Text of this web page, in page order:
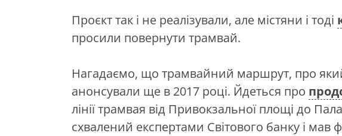
Проєкт так і не реалізували, але містяни і тоді
просили повернути трамвай.
Нагадаємо, що трамвайний маршрут, про
анонсували ще в 2017 році. Йдеться про
лінії трамвая від Привокзальної площі до
схвалений експертами Світового банку і мав